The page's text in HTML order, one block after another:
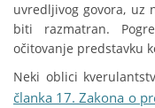
uvredljivog govora, uz
biti razmatran.
očitovanje predstavku
Neki oblici
članka 17. Zakona o